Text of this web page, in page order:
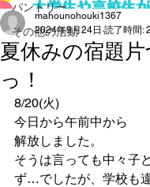
パントリー
その他の活動
夏休みの宿題
っ！
mahounohouki1367
2024年9月24日 読了時間:
8/20(火)
今日から午前中から
解放しました。
そうは言っても中々子
ず…でしたが、学校も